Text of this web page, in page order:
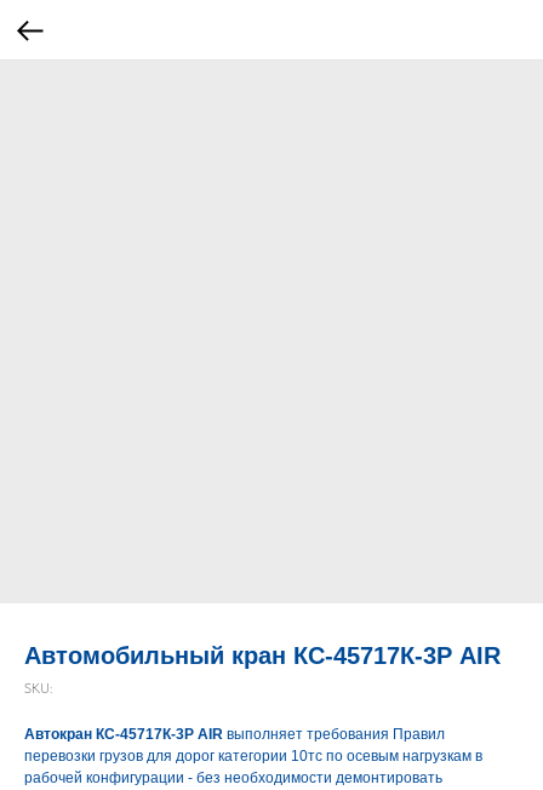
Автомобильный кран КС-45717К-3Р AIR
SKU:
Автокран КС-45717К-3Р AIR выполняет требования Правил
перевозки грузов для дорог категории 10тс по осевым нагрузкам в
рабочей конфигурации - без необходимости демонтировать